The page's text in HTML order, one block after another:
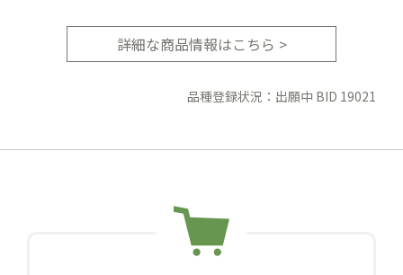
詳細な商品情報はこちら >
品種登録状況：出願中 BID 19021